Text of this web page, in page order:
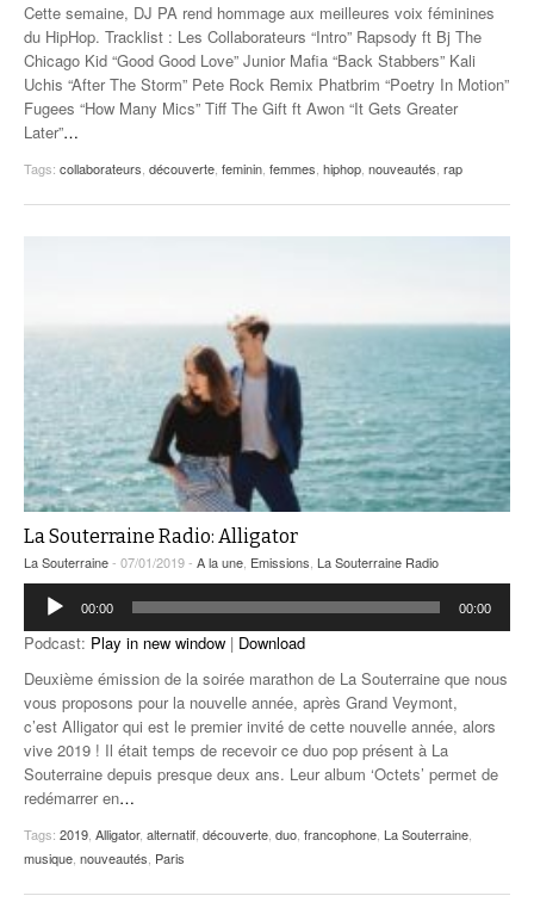
Cette semaine, DJ PA rend hommage aux meilleures voix féminines
du HipHop. Tracklist : Les Collaborateurs “Intro” Rapsody ft Bj The
Chicago Kid “Good Good Love” Junior Mafia “Back Stabbers” Kali
Uchis “After The Storm” Pete Rock Remix Phatbrim “Poetry In Motion”
Fugees “How Many Mics” Tiff The Gift ft Awon “It Gets Greater
Later”…
Tags: collaborateurs, découverte, feminin, femmes, hiphop, nouveautés, rap
La Souterraine Radio: Alligator
La Souterraine- 07/01/2019 - A la une Emissions La Souterraine Radio
Lecteur
audio
00:00 00:00
Podcast: Play in new window | Download
Deuxième émission de la soirée marathon de La Souterraine que nous
vous proposons pour la nouvelle année, après Grand Veymont,
c’est Alligator qui est le premier invité de cette nouvelle année, alors
vive 2019 ! Il était temps de recevoir ce duo pop présent à La
Souterraine depuis presque deux ans. Leur album ‘Octets’ permet de
redémarrer en…
Tags: 2019 Alligator, alternatif découverte duo francophone La Souterraine
musique nouveautés Paris